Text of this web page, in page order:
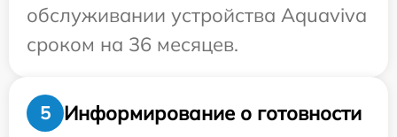
обслуживании устройства Aquaviva
сроком на 36 месяцев.
5
Информирование о готовности